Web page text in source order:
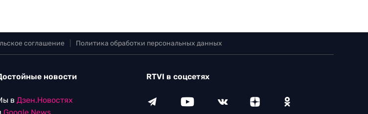
соглашение Политика обработки персональных данных
новости
в Дзен.Новостях
RTVI в соцсетях